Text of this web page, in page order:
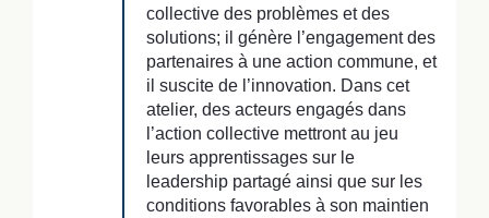
collective des problèmes et des
solutions; il génère l’engagement des
partenaires à une action commune, et
il suscite de l’innovation. Dans cet
atelier, des acteurs engagés dans
l’action collective mettront au jeu
leurs apprentissages sur le
leadership partagé ainsi que sur les
conditions favorables à son maintien